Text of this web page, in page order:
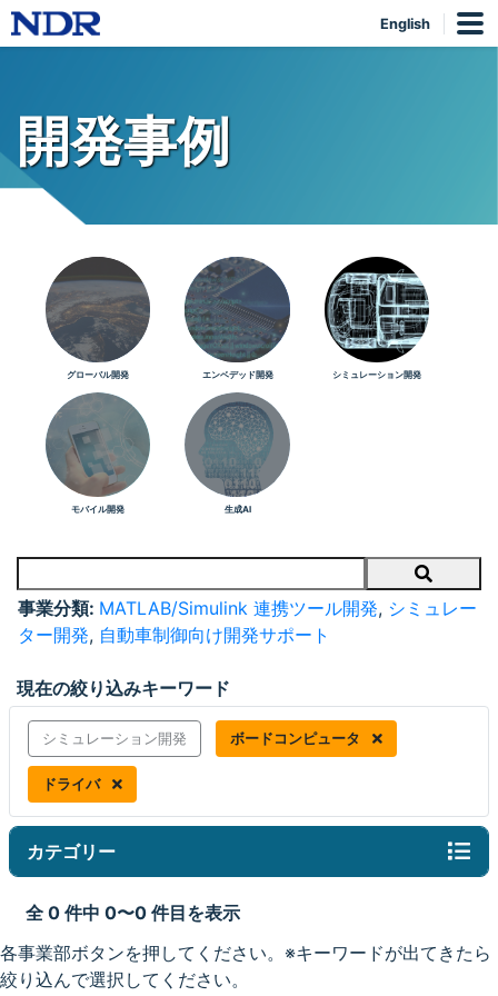
English
開発事例
グローバル開発 エンベデッド開発 シミュレーション開発
モバイル開発 生成AI
Search
事業分類: MATLAB/Simulink 連携ツール開発, シミュレー
ター開発, 自動車制御向け開発サポート
現在の絞り込みキーワード
シミュレーション開発 ボードコンピュータ
ドライバ
カテゴリー
全 0 件中 0〜0 件目を表示
各事業部ボタンを押してください。※キーワードが出てきたら
絞り込んで選択してください。